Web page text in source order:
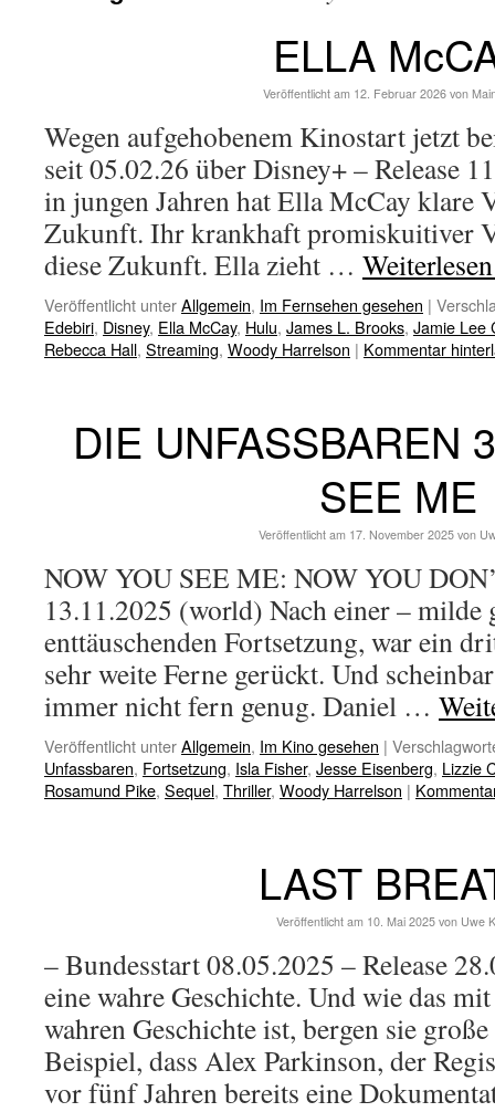
ELLA
Veröffentlicht am 12. Februar 2026 von
Wegen aufgehobenem Kinostart jetzt
seit 05.02.26 über Disney+ – Release
in jungen Jahren hat Ella McCay klare
Zukunft. Ihr krankhaft promiskuitiver
diese Zukunft. Ella zieht …
Veröffentlicht unterAllgemein, Im Fernsehen gesehen |
Edebiri, Disney, Ella McCay, Hulu, James L. Brooks, Jamie Lee
Rebecca Hall, Streaming, Woody Harrelson | Kommentar
DIE UNFASSBAREN
SEE ME
Veröffentlicht am 17. November 2025 von
NOW YOU SEE ME: NOW YOU
13.11.2025 (world) Nach einer – milde
enttäuschenden Fortsetzung, war ein
sehr weite Ferne gerückt. Und
immer nicht fern genug. Daniel …
Veröffentlicht unterAllgemein, Im Kino gesehen |
Unfassbaren, Fortsetzung, Isla Fisher, Jesse Eisenberg, Lizzie
Rosamund Pike, Sequel, Thriller, Woody Harrelson |
LAST
Veröffentlicht am 10. Mai 2025 von Uwe
– Bundesstart 08.05.2025 – Release
eine wahre Geschichte. Und wie das
wahren Geschichte ist, bergen sie
Beispiel, dass Alex Parkinson, der
vor fünf Jahren bereits eine